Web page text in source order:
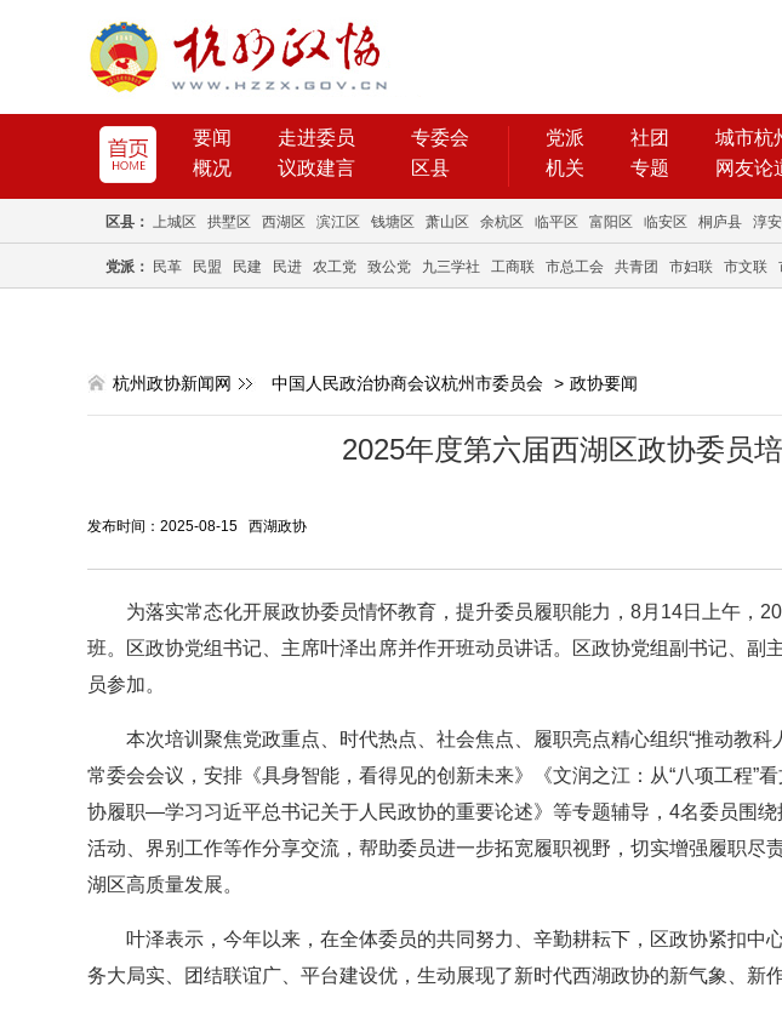
要闻 走进委员
专委会
概况
议政建言 区县
党派 社团
城市杭
机关
专题 网友论
区县： 上城区 拱墅区 西湖区 滨江区 钱塘区 萧山区 余杭区 临平区 富阳区 临安区 桐庐县 淳
党派： 民革 民盟 民建 民进 农工党 致公党 九三学社 工商联 市总工会 共青团 市妇联 市文联
杭州政协新闻网 中国人民政治协商会议杭州市委员会 > 政协要闻
2025年度第六届西湖区政协委员
发布时间：2025-08-15 西湖政协
为落实常态化开展政协委员情怀教育，提升委员履职能力，8月14日上午，
班。区政协党组书记、主席叶泽出席并作开班动员讲话。区政协党组副书记、副
员参加。
本次培训聚焦党政重点、时代热点、社会焦点、履职亮点精心组织“推动教
常委会会议，安排《具身智能，看得见的创新未来》《文润之江：从“八项工程”
协履职—学习习近平总书记关于人民政协的重要论述》等专题辅导，4名委员围
活动、界别工作等作分享交流，帮助委员进一步拓宽履职视野，切实增强履职尽
湖区高质量发展。
叶泽表示，今年以来，在全体委员的共同努力、辛勤耕耘下，区政协紧扣中
务大局实、团结联谊广、平台建设优，生动展现了新时代西湖政协的新气象、新作